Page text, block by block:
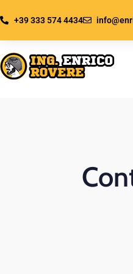
+39 333 574 4434